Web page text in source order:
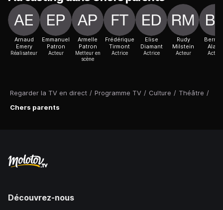
Regarder la TV en direct / Programme TV / Culture / Théâtre /
Chers parents
Arnaud
Emery
Réalisateur
Emmanuel
Patron
Acteur
Armelle
Patron
Metteur en
scène
Frédérique
Tirmont
Actrice
Elise
Diamant
Actrice
Rudy
Milstein
Acteur
Alane
Acteur
Découvrez-nous